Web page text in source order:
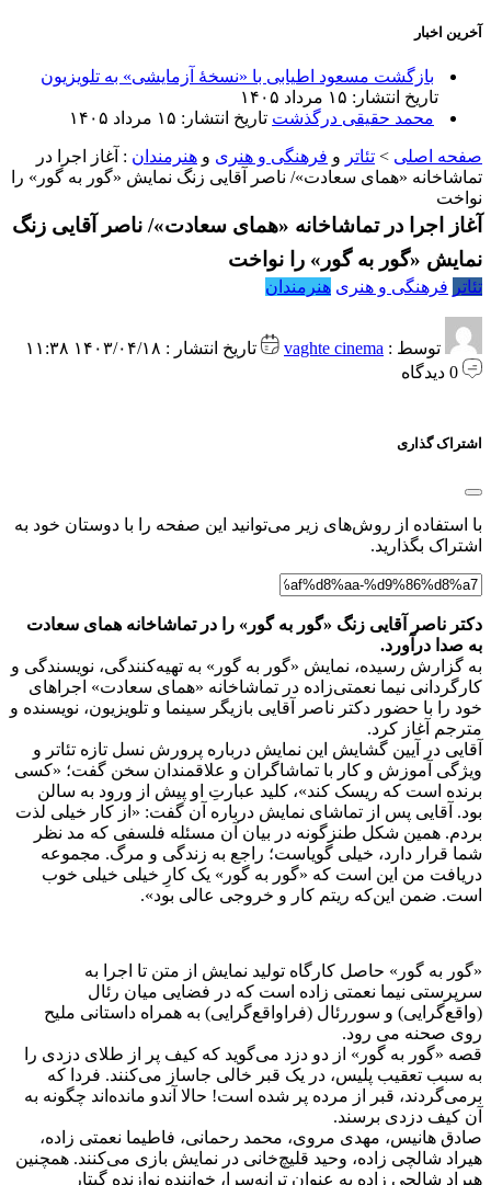
آخرین اخبار
بازگشت مسعود اطیابی با «نسخهٔ آزمایشی» به تلویزیون
تاریخ انتشار: ۱۵ مرداد ۱۴۰۵
محمد حقیقی درگذشت تاریخ انتشار: ۱۵ مرداد ۱۴۰۵
صفحه اصلی > تئاتر و فرهنگی و هنری و هنرمندان : آغاز اجرا در
تماشاخانه «همای سعادت»/ ناصر آقایی زنگ نمایش «گور به گور» را
نواخت
آغاز اجرا در تماشاخانه «همای سعادت»/ ناصر آقایی زنگ
نمایش «گور به گور» را نواخت
تئاتر فرهنگی و هنری هنرمندان
توسط : vaghte cinema
تاریخ انتشار : ۱۴۰۳/۰۴/۱۸ ۱۱:۳۸
اشتراک گذاری
با استفاده از روش‌های زیر می‌توانید این صفحه را با دوستان خود به
اشتراک بگذارید.
دکتر ناصر آقایی زنگ «گور به گور» را در تماشاخانه همای سعادت
به صدا درآورد.
به گزارش رسیده، نمایش «گور به گور» به تهیه‌کنندگی، نویسندگی و
کارگردانی نیما نعمتی‌زاده در تماشاخانه «همای سعادت» اجراهای
خود را با حضور دکتر ناصر آقایی بازیگر سینما و تلویزیون، نویسنده و
مترجم آغاز کرد.
آقایی در آیین گشایش این نمایش درباره پرورش نسل تازه تئاتر و
ویژگی‌ آموزش و کار با تماشاگران و علاقمندان سخن گفت؛ «کسی
برنده است که ریسک کند»، کلید عبارتِ او پیش از ورود به سالن
بود. آقایی پس از تماشای نمایش درباره آن گفت: «از کار خیلی لذت
بردم. همین شکل طنزگونه در بیان آن مسئله فلسفی که مد نظر
شما قرار دارد، خیلی گویاست؛ راجع به زندگی و مرگ. مجموعه
دریافت من این است که «گور به گور» یک کارِ خیلی خیلی خوب
است. ضمن این‌که ریتم کار و خروجی عالی بود».
«گور به گور» حاصل کارگاه تولید نمایش از متن تا اجرا به
سرپرستی نیما نعمتی زاده است که در فضایی میان رئال
(واقع‌گرایی) و سوررئال (فراواقع‌گرایی) به همراه داستانی ملیح
روی صحنه می رود.
قصه «گور به گور» از دو دزد می‌گوید که کیف پر از طلای دزدی را
به سبب تعقیب پلیس، در یک قبر خالی جاساز می‌کنند. فردا که
برمی‌گردند، قبر از مرده پر شده است! حالا آندو مانده‌اند چگونه به
آن کیف دزدی برسند.
صادق هانیس، مهدی مروی، محمد رحمانی، فاطیما نعمتی زاده،
هیراد شالچی زاده، وحید قلیچ‌خانی در نمایش بازی می‌کنند. همچنین
هیراد شالچی زاده به عنوان ترانه‌سرا، خواننده نوازنده گیتار